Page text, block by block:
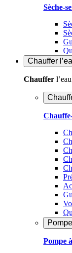
Sèche-
Chauffer
Chauffer l’eau
Pompe